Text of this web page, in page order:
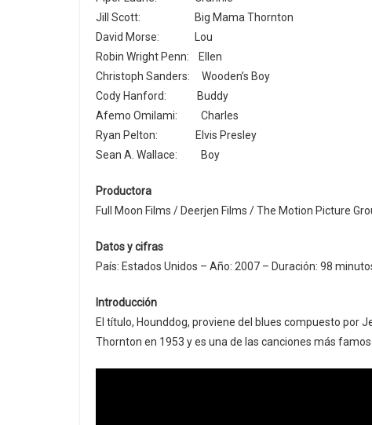
Jill Scott: Big Mama Thornton
David Morse: Lou
Robin Wright Penn: Ellen
Christoph Sanders: Wooden’s Boy
Cody Hanford: Buddy
Afemo Omilami: Charles
Ryan Pelton: Elvis Presley
Sean A. Wallace: Boy
Productora
Full Moon Films / Deerjen Films / The Motion Picture
Datos y cifras
País: Estados Unidos – Año: 2007 – Duración: 98
Introducción
El título, Hounddog, proviene del blues compuesto por
Thornton en 1953 y es una de las canciones más